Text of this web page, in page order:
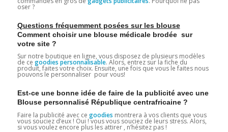
oser ?
Questions fréquemment posées sur les blouse
Comment choisir une blouse médicale brodée sur
votre site ?
Sur notre boutique en ligne, vous disposez de plusieurs modèles
de ce goodies personnalisable. Alors, entrez sur la fiche du
produit, faites votre choix. Ensuite, une fois que vous le faites nous
pouvons le personnaliser pour vous!
Est-ce une bonne idée de faire de la publicité avec une
Blouse personnalisé République centrafricaine ?
Faire la publicité avec ce goodies montrera à vos clients que vous
vous souciez d’eux ! Oui ! vous vous souciez de leurs stress. Alors,
si vous voulez encore plus les attirer , n’hésitez pas !